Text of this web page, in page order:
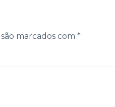
marcados com *